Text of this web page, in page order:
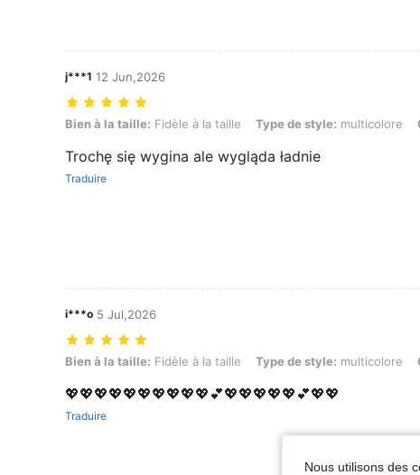
j***1 12 Jun,2026
Bien à la taille: Fidèle à la taille, Type de style: multicolore, Couleur:
Bien à la taille: Fidèle à la taille Type de style: multicolore
Trochę się wygina ale wygląda ładnie
Traduire
i***o 5 Jul,2026
Bien à la taille: Fidèle à la taille, Type de style: multicolore, Couleur:
Bien à la taille: Fidèle à la taille Type de style: multicolore
💖💖💖💖💖💖💖💖💖💖💕💖💖💖💖💖💕💖💖
Traduire
Nous utilisons des